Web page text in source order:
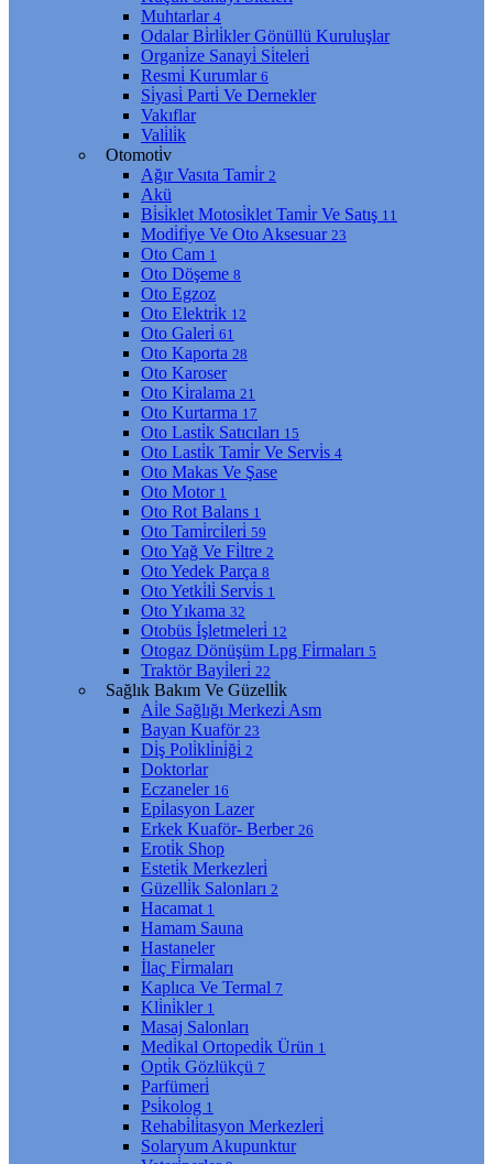
Muhtarlar 4
Odalar Bi̇rli̇kler Gönüllü Kuruluşlar
Organi̇ze Sanayi̇ Si̇teleri̇
Resmi̇ Kurumlar 6
Si̇yasi̇ Parti̇ Ve Dernekler
Vakıflar
Vali̇li̇k
Otomoti̇v
Ağır Vasıta Tami̇r 2
Akü
Bi̇si̇klet Motosi̇klet Tami̇r Ve Satış 11
Modi̇fi̇ye Ve Oto Aksesuar 23
Oto Cam 1
Oto Döşeme 8
Oto Egzoz
Oto Elektri̇k 12
Oto Galeri̇ 61
Oto Kaporta 28
Oto Karoser
Oto Ki̇ralama 21
Oto Kurtarma 17
Oto Lasti̇k Satıcıları 15
Oto Lasti̇k Tami̇r Ve Servi̇s 4
Oto Makas Ve Şase
Oto Motor 1
Oto Rot Balans 1
Oto Tami̇rci̇leri̇ 59
Oto Yağ Ve Fi̇ltre 2
Oto Yedek Parça 8
Oto Yetki̇li̇ Servi̇s 1
Oto Yıkama 32
Otobüs İşletmeleri̇ 12
Otogaz Dönüşüm Lpg Fi̇rmaları 5
Traktör Bayi̇leri̇ 22
Sağlık Bakım Ve Güzelli̇k
Ai̇le Sağlığı Merkezi̇ Asm
Bayan Kuaför 23
Di̇ş Poli̇kli̇ni̇ği̇ 2
Doktorlar
Eczaneler 16
Epi̇lasyon Lazer
Erkek Kuaför- Berber 26
Eroti̇k Shop
Esteti̇k Merkezleri̇
Güzelli̇k Salonları 2
Hacamat 1
Hamam Sauna
Hastaneler
İlaç Fi̇rmaları
Kaplıca Ve Termal 7
Kli̇ni̇kler 1
Masaj Salonları
Medi̇kal Ortopedi̇k Ürün 1
Opti̇k Gözlükçü 7
Parfümeri̇
Psi̇kolog 1
Rehabi̇li̇tasyon Merkezleri̇
Solaryum Akupunktur